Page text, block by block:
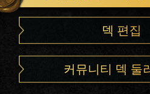
덱 편집
커뮤니티 덱 둘